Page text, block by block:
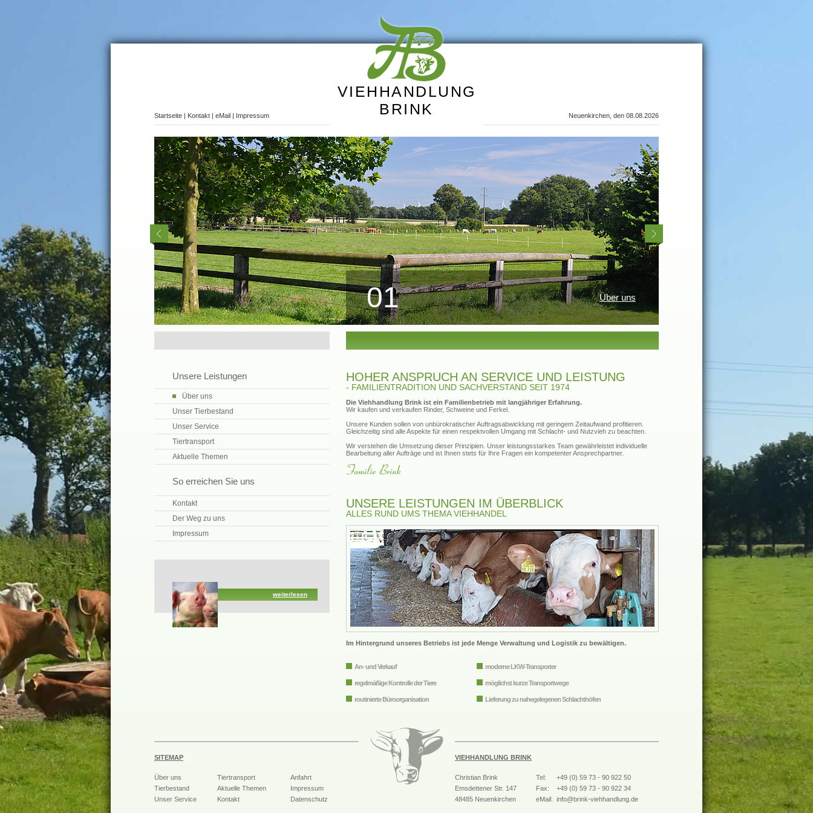
Startseite | Kontakt | eMail | Impressum
VIEHHANDLUNG
BRINK
Neuenkirchen, den 08.08.2026
01 Über uns
Unsere Leistungen
Über uns
Unser Tierbestand
Unser Service
Tiertransport
Aktuelle Themen
So erreichen Sie uns
Kontakt
Der Weg zu uns
Impressum
weiterlesen
HOHER ANSPRUCH AN SERVICE UND LEISTUNG
- FAMILIENTRADITION UND SACHVERSTAND SEIT 1974
Die Viehhandlung Brink ist ein Familienbetrieb mit langjähriger Erfahrung.
Wir kaufen und verkaufen Rinder, Schweine und Ferkel.
Unsere Kunden sollen von unbürokratischer Auftragsabwicklung mit geringem Zeitaufwand profitieren.
Gleichzeitig sind alle Aspekte für einen respektvollen Umgang mit Schlacht- und Nutzvieh zu beachten.
Wir verstehen die Umsetzung dieser Prinzipien. Unser leistungsstarkes Team gewährleistet individuelle
Bearbeitung aller Aufträge und ist Ihnen stets für Ihre Fragen ein kompetenter Ansprechpartner.
UNSERE LEISTUNGEN IM ÜBERBLICK
ALLES RUND UMS THEMA VIEHHANDEL
Im Hintergrund unseres Betriebs ist jede Menge Verwaltung und Logistik zu bewältigen.
An- und Verkauf moderne LKW-Transporter
regelmäßige Kontrolle der Tiere möglichst kurze Transportwege
routinierte Büroorganisation Lieferung zu nahegelegenen Schlachthöfen
SITEMAP
Über uns Tiertransport
Anfahrt
Tierbestand
Aktuelle Themen
Impressum
Unser Service
Kontakt Datenschutz
VIEHHANDLUNG BRINK
Christian Brink Tel:
+49 (0) 59 73 - 90 922 50
Emsdettener Str. 147
Fax:
+49 (0) 59 73 - 90 922 34
48485 Neuenkirchen
eMail: info@brink-viehhandlung.de